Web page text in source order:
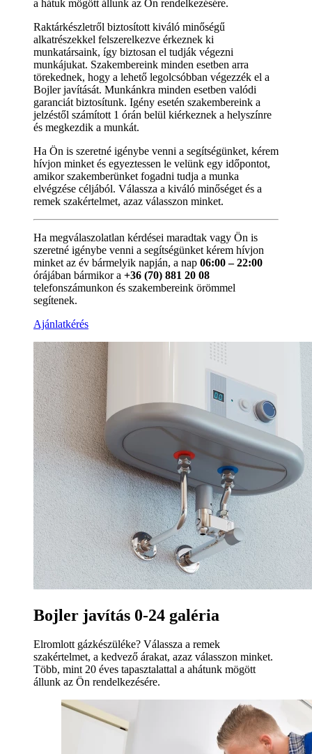
a hátuk mögött állunk az Ön rendelkezésére.
Raktárkészletről biztosított kiváló minőségű
alkatrészekkel felszerelkezve érkeznek ki
munkatársaink, így biztosan el tudják végezni
munkájukat. Szakembereink minden esetben arra
törekednek, hogy a lehető legolcsóbban végezzék el a
Bojler javítását. Munkánkra minden esetben valódi
garanciát biztosítunk. Igény esetén szakembereink a
jelzéstől számított 1 órán belül kiérkeznek a helyszínre
és megkezdik a munkát.
Ha Ön is szeretné igénybe venni a segítségünket, kérem
hívjon minket és egyeztessen le velünk egy időpontot,
amikor szakemberünket fogadni tudja a munka
elvégzése céljából. Válassza a kiváló minőséget és a
remek szakértelmet, azaz válasszon minket.
Ha megválaszolatlan kérdései maradtak vagy Ön is
szeretné igénybe venni a segítségünket kérem hívjon
minket az év bármelyik napján, a nap 06:00 – 22:00
órájában bármikor a +36 (70) 881 20 08
telefonszámunkon és szakembereink örömmel
segítenek.
Ajánlatkérés
Bojler javítás 0-24 galéria
Elromlott gázkészüléke? Válassza a remek
szakértelmet, a kedvező árakat, azaz válasszon minket.
Több, mint 20 éves tapasztalattal a ahátunk mögött
állunk az Ön rendelkezésére.